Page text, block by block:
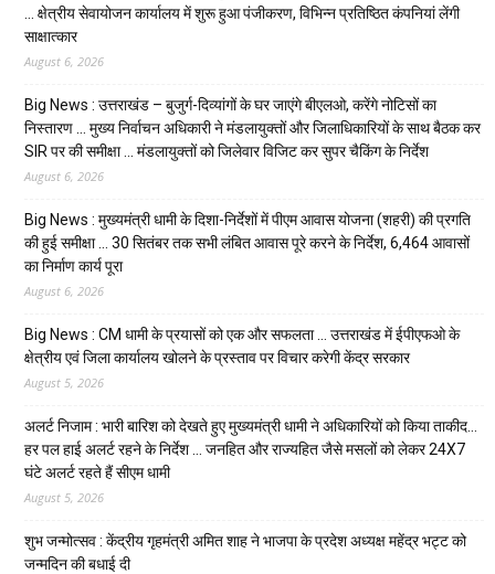
… क्षेत्रीय सेवायोजन कार्यालय में शुरू हुआ पंजीकरण, विभिन्न प्रतिष्ठित कंपनियां लेंगी
साक्षात्कार
August 6, 2026
Big News : उत्तराखंड – बुजुर्ग-दिव्यांगों के घर जाएंगे बीएलओ, करेंगे नोटिसों का
निस्तारण … मुख्य निर्वाचन अधिकारी ने मंडलायुक्तों और जिलाधिकारियों के साथ बैठक कर
SIR पर की समीक्षा … मंडलायुक्तों को जिलेवार विजिट कर सुपर चैकिंग के निर्देश
August 6, 2026
Big News : मुख्यमंत्री धामी के दिशा-निर्देशों में पीएम आवास योजना (शहरी) की प्रगति
की हुई समीक्षा … 30 सितंबर तक सभी लंबित आवास पूरे करने के निर्देश, 6,464 आवासों
का निर्माण कार्य पूरा
August 6, 2026
Big News : CM धामी के प्रयासों को एक और सफलता … उत्तराखंड में ईपीएफओ के
क्षेत्रीय एवं जिला कार्यालय खोलने के प्रस्ताव पर विचार करेगी केंद्र सरकार
August 5, 2026
अलर्ट निजाम : भारी बारिश को देखते हुए मुख्यमंत्री धामी ने अधिकारियों को किया ताकीद…
हर पल हाई अलर्ट रहने के निर्देश … जनहित और राज्यहित जैसे मसलों को लेकर 24X7
घंटे अलर्ट रहते हैं सीएम धामी
August 5, 2026
शुभ जन्मोत्सव : केंद्रीय गृहमंत्री अमित शाह ने भाजपा के प्रदेश अध्यक्ष महेंद्र भट्ट को
जन्मदिन की बधाई दी